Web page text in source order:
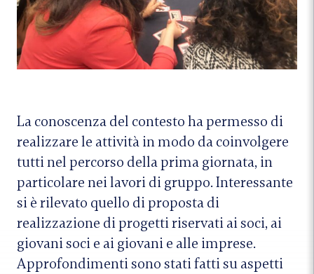
La conoscenza del contesto ha permesso di
realizzare le attività in modo da coinvolgere
tutti nel percorso della prima giornata, in
particolare nei lavori di gruppo. Interessante
si è rilevato quello di proposta di
realizzazione di progetti riservati ai soci, ai
giovani soci e ai giovani e alle imprese.
Approfondimenti sono stati fatti su aspetti